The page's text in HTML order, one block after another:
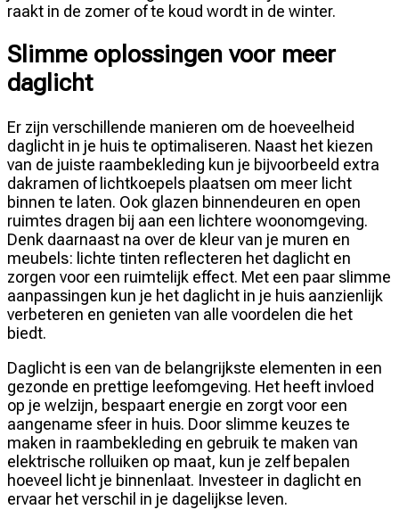
raakt in de zomer of te koud wordt in de winter.
Slimme oplossingen voor meer
daglicht
Er zijn verschillende manieren om de hoeveelheid
daglicht in je huis te optimaliseren. Naast het kiezen
van de juiste raambekleding kun je bijvoorbeeld extra
dakramen of lichtkoepels plaatsen om meer licht
binnen te laten. Ook glazen binnendeuren en open
ruimtes dragen bij aan een lichtere woonomgeving.
Denk daarnaast na over de kleur van je muren en
meubels: lichte tinten reflecteren het daglicht en
zorgen voor een ruimtelijk effect. Met een paar slimme
aanpassingen kun je het daglicht in je huis aanzienlijk
verbeteren en genieten van alle voordelen die het
biedt.
Daglicht is een van de belangrijkste elementen in een
gezonde en prettige leefomgeving. Het heeft invloed
op je welzijn, bespaart energie en zorgt voor een
aangename sfeer in huis. Door slimme keuzes te
maken in raambekleding en gebruik te maken van
elektrische rolluiken op maat, kun je zelf bepalen
hoeveel licht je binnenlaat. Investeer in daglicht en
ervaar het verschil in je dagelijkse leven.